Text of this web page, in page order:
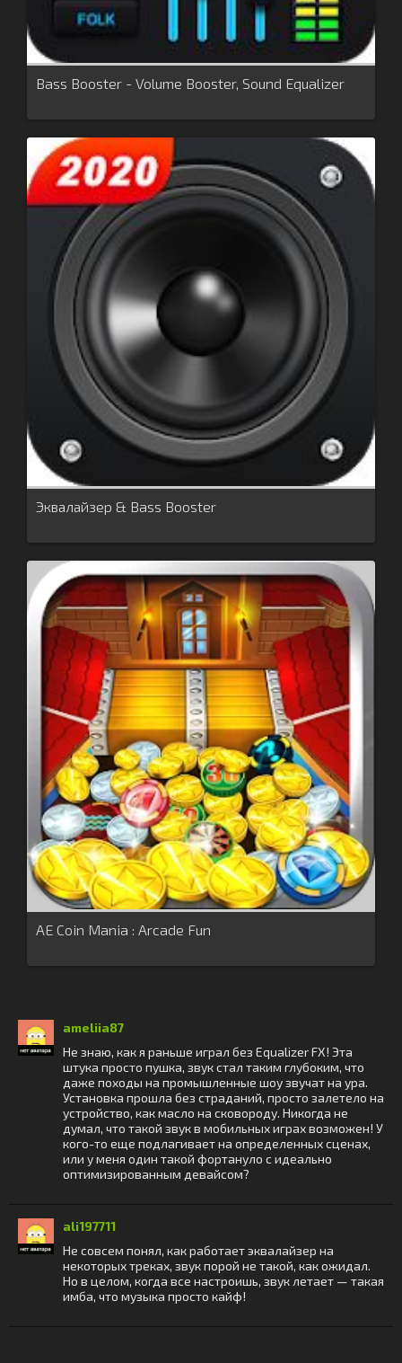
Bass Booster - Volume Booster, Sound Equalizer
Эквалайзер & Bass Booster
AE Coin Mania : Arcade Fun
ameliia87
Не знаю, как я раньше играл без Equalizer FX! Эта
штука просто пушка, звук стал таким глубоким, что
даже походы на промышленные шоу звучат на ура.
Установка прошла без страданий, просто залетело на
устройство, как масло на сковороду. Никогда не
думал, что такой звук в мобильных играх возможен! У
кого-то еще подлагивает на определенных сценах,
или у меня один такой фортануло с идеально
оптимизированным девайсом?
ali197711
Не совсем понял, как работает эквалайзер на
некоторых треках, звук порой не такой, как ожидал.
Но в целом, когда все настроишь, звук летает — такая
имба, что музыка просто кайф!